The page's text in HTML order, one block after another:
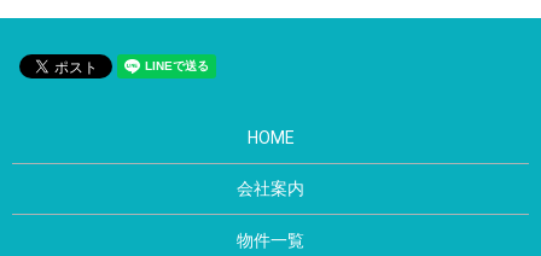
HOME
会社案内
物件一覧